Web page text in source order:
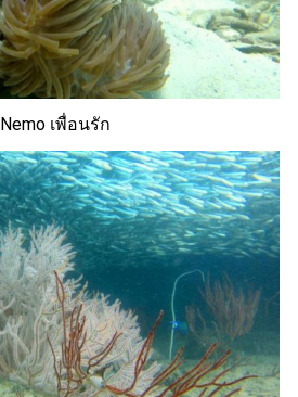
Nemo เพื่อนรัก